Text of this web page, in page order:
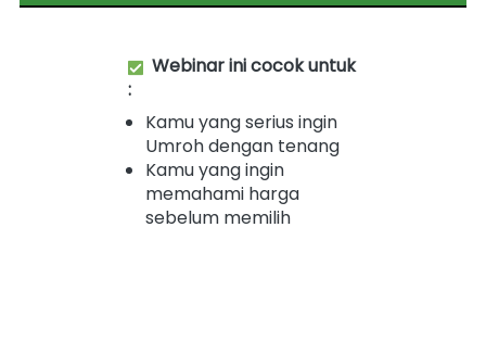
Webinar ini cocok untuk
:
Kamu yang serius ingin
Umroh dengan tenang
Kamu yang ingin
memahami harga
sebelum memilih